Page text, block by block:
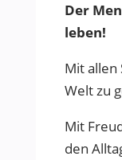
Der
leben!
Mit allen
Welt zu
Mit
den